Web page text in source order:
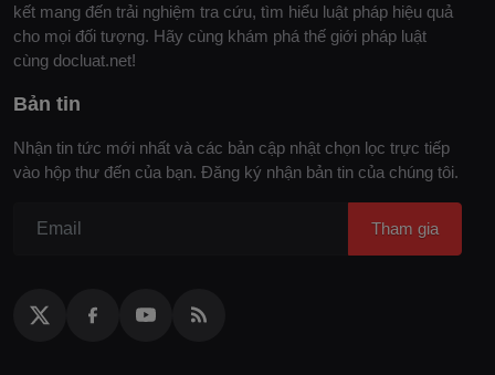
kết mang đến trải nghiệm tra cứu, tìm hiểu luật pháp hiệu quả
cho mọi đối tượng. Hãy cùng khám phá thế giới pháp luật
cùng docluat.net!
Bản tin
Nhận tin tức mới nhất và các bản cập nhật chọn lọc trực tiếp
vào hộp thư đến của bạn. Đăng ký nhận bản tin của chúng tôi.
Tham gia